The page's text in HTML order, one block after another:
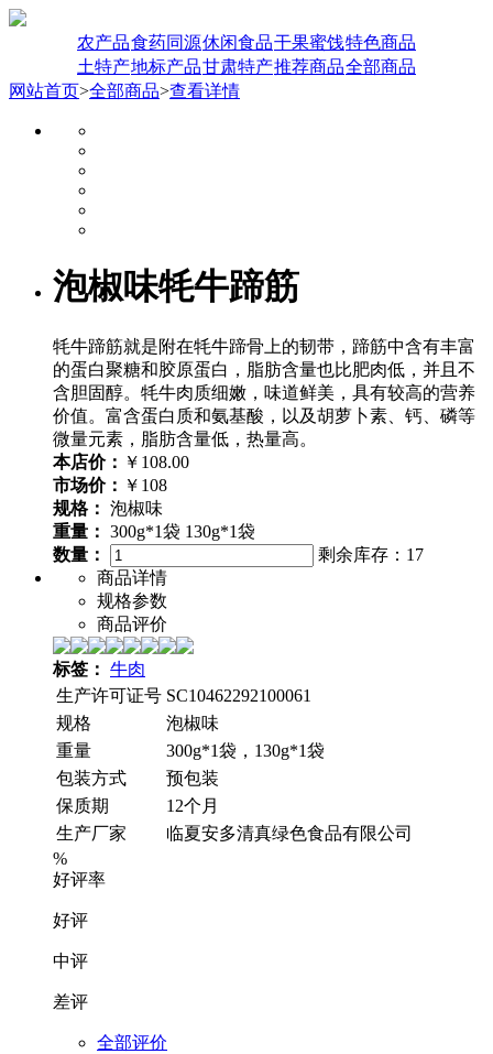
农产品食药同源休闲食品干果蜜饯特色商品
土特产地标产品甘肃特产推荐商品全部商品
网站首页>全部商品>查看详情
泡椒味牦牛蹄筋
牦牛蹄筋就是附在牦牛蹄骨上的韧带，蹄筋中含有丰富
的蛋白聚糖和胶原蛋白，脂肪含量也比肥肉低，并且不
含胆固醇。牦牛肉质细嫩，味道鲜美，具有较高的营养
价值。富含蛋白质和氨基酸，以及胡萝卜素、钙、磷等
微量元素，脂肪含量低，热量高。
本店价： ￥108.00
市场价： ￥108
规格： 泡椒味
重量： 300g*1袋 130g*1袋
数量：
剩余库存： 17
商品详情
规格参数
商品评价
标签： 牛肉
生产许可证号 SC10462292100061
规格
泡椒味
重量
300g*1袋，130g*1袋
包装方式
预包装
保质期
12个月
生产厂家
临夏安多清真绿色食品有限公司
%
好评率
好评
中评
差评
全部评价